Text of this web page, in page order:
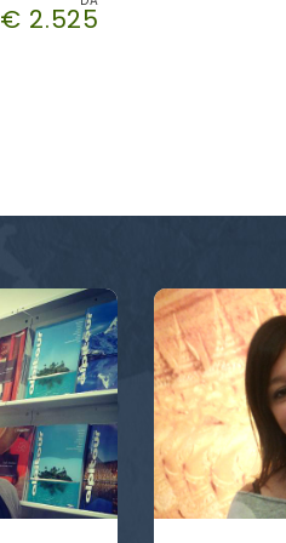
€ 2.525